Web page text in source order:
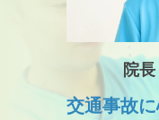
院長
交通事故